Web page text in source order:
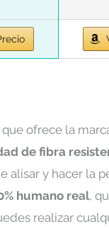
ofrece la
de fibra
alisar y hacer la
humano real,
realizar